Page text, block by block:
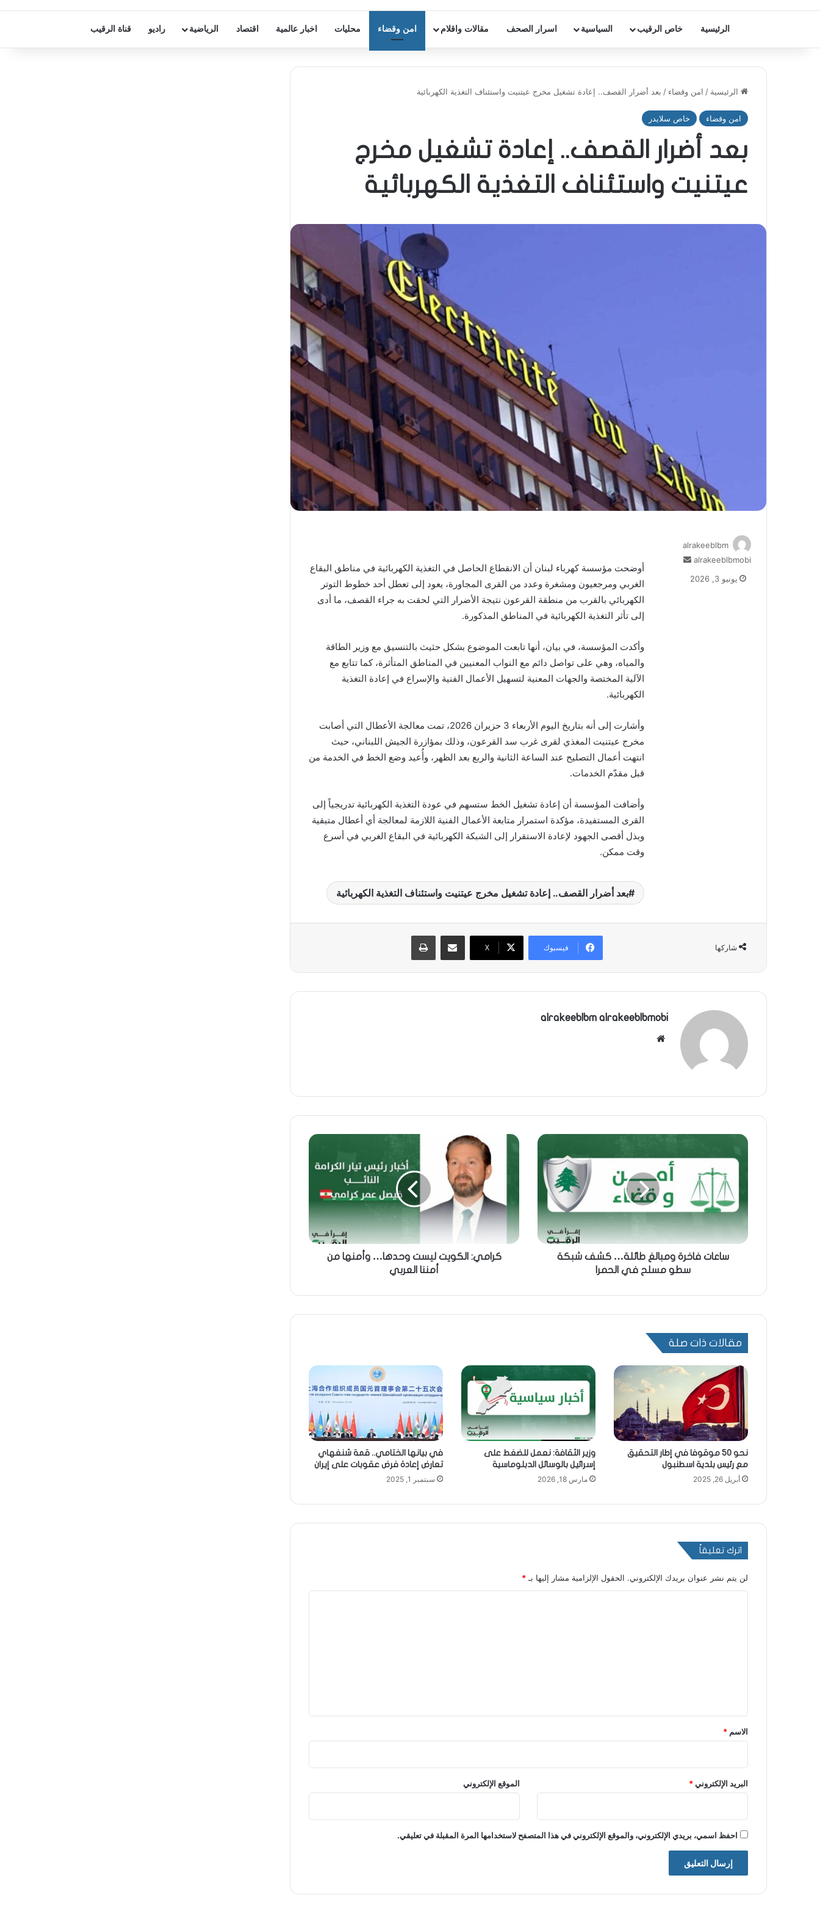
الرئيسية خاص الرقيب السياسية اسرار الصحف مقالات واقلام امن وقضاء محليات اخبار عالمية اقتصاد الرياضية راديو قناة الرقيب
الرئيسية / امن وقضاء / بعد أضرار القصف.. إعادة تشغيل مخرج عيتنيت واستئناف التغذية الكهربائية
امن وقضاء خاص سلايدر
بعد أضرار القصف.. إعادة تشغيل مخرج
عيتنيت واستئناف التغذية الكهربائية
أوضحت مؤسسة كهرباء لبنان أن الانقطاع الحاصل في التغذية الكهربائية في مناطق البقاع
الغربي ومرجعيون ومشغرة وعدد من القرى المجاورة، يعود إلى تعطل أحد خطوط التوتر
الكهربائي بالقرب من منطقة القرعون نتيجة الأضرار التي لحقت به جراء القصف، ما أدى
إلى تأثر التغذية الكهربائية في المناطق المذكورة.
وأكدت المؤسسة، في بيان، أنها تابعت الموضوع بشكل حثيث بالتنسيق مع وزير الطاقة
والمياه، وهي على تواصل دائم مع النواب المعنيين في المناطق المتأثرة، كما تتابع مع
الآلية المختصة والجهات المعنية لتسهيل الأعمال الفنية والإسراع في إعادة التغذية
الكهربائية.
وأشارت إلى أنه بتاريخ اليوم الأربعاء 3 حزيران 2026، تمت معالجة الأعطال التي أصابت
مخرج عيتنيت المغذي لقرى غرب سد القرعون، وذلك بمؤازرة الجيش اللبناني، حيث
انتهت أعمال التصليح عند الساعة الثانية والربع بعد الظهر، وأُعيد وضع الخط في الخدمة من
قبل مقدّم الخدمات.
وأضافت المؤسسة أن إعادة تشغيل الخط ستسهم في عودة التغذية الكهربائية تدريجياً إلى
القرى المستفيدة، مؤكدة استمرار متابعة الأعمال الفنية اللازمة لمعالجة أي أعطال متبقية
وبذل أقصى الجهود لإعادة الاستقرار إلى الشبكة الكهربائية في البقاع الغربي في أسرع
وقت ممكن.
بعد أضرار القصف.. إعادة تشغيل مخرج عيتنيت واستئناف التغذية الكهربائية
alrakeeblbm
alrakeeblbmobi
أرسل
يونيو 3, 2026
شاركها فيسبوك X
مشاركة عبر البريد طباعة
alrakeeblbm alrakeeblbmobi
ساعات فاخرة ومبالغ طائلة… كشف شبكة
سطو مسلح في الحمرا
كرامي: الكويت ليست وحدها… وأمنها من
أمننا العربي
مقالات ذات صلة
نحو 50 موقوفا في إطار التحقيق
مع رئيس بلدية اسطنبول
أبريل 26, 2025
وزير الثقافة: نعمل للضغط على
إسرائيل بالوسائل الدبلوماسية
مارس 18, 2026
في بيانها الختامي.. قمة شنغهاي
تعارض إعادة فرض عقوبات على إيران
سبتمبر 1, 2025
اترك تعليقاً
لن يتم نشر عنوان بريدك الإلكتروني. الحقول الإلزامية مشار إليها بـ *
*
الاسم *
البريد الإلكتروني* الموقع الإلكتروني
احفظ اسمي، بريدي الإلكتروني، والموقع الإلكتروني في هذا المتصفح لاستخدامها المرة المقبلة في تعليقي.